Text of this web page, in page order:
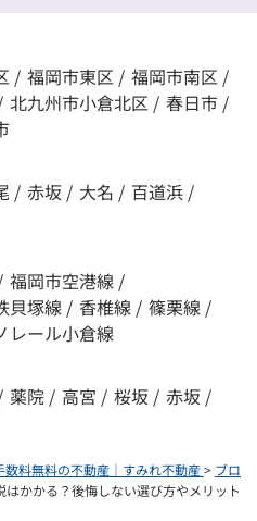
/ 福岡市東区 / 福岡市南区 /
北九州市小倉北区 / 春日市 /
/ 赤坂 / 大名 / 百道浜 /
福岡市空港線 /
貝塚線 / 香椎線 / 篠栗線 /
レール小倉線
薬院 / 高宮 / 桜坂 / 赤坂 /
数料無料の不動産｜すみれ不動産> ブロ
はかかる？後悔しない選び方やメリット